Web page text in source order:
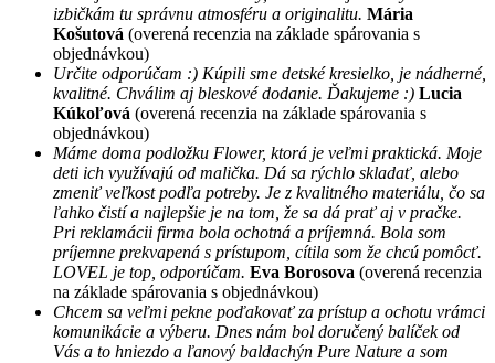
izbičkám tu správnu atmosféru a originalitu. Mária
Košutová (overená recenzia na základe spárovania s
objednávkou)
Určite odporúčam :) Kúpili sme detské kresielko, je nádherné,
kvalitné. Chválim aj bleskové dodanie. Ďakujeme :) Lucia
Kúkoľová (overená recenzia na základe spárovania s
objednávkou)
Máme doma podložku Flower, ktorá je veľmi praktická. Moje
deti ich využívajú od malička. Dá sa rýchlo skladať, alebo
zmeniť veľkost podľa potreby. Je z kvalitného materiálu, čo sa
ľahko čistí a najlepšie je na tom, že sa dá prať aj v pračke.
Pri reklamácii firma bola ochotná a príjemná. Bola som
príjemne prekvapená s prístupom, cítila som že chcú pomôcť.
LOVEL je top, odporúčam. Eva Borosova (overená recenzia
na základe spárovania s objednávkou)
Chcem sa veľmi pekne poďakovať za prístup a ochotu vrámci
komunikácie a výberu. Dnes nám bol doručený balíček od
Vás a to hniezdo a ľanový baldachýn Pure Nature a som